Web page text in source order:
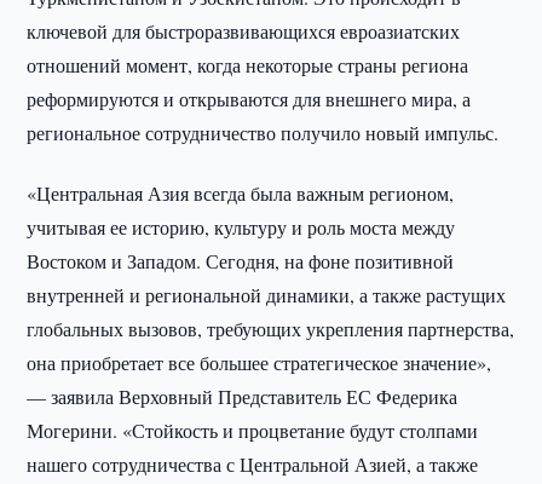
ключевой для быстроразвивающихся евроазиатских
отношений момент, когда некоторые страны региона
реформируются и открываются для внешнего мира, а
региональное сотрудничество получило новый импульс.
«Центральная Азия всегда была важным регионом,
учитывая ее историю, культуру и роль моста между
Востоком и Западом. Сегодня, на фоне позитивной
внутренней и региональной динамики, а также растущих
глобальных вызовов, требующих укрепления партнерства,
она приобретает все большее стратегическое значение»,
— заявила Верховный Представитель ЕС Федерика
Могерини. «Стойкость и процветание будут столпами
нашего сотрудничества с Центральной Азией, а также